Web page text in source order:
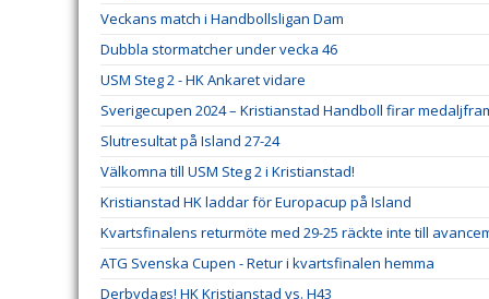
Veckans match i Handbollsligan Dam
Dubbla stormatcher under vecka 46
USM Steg 2 - HK Ankaret vidare
Sverigecupen 2024 – Kristianstad Handboll firar
Slutresultat på Island 27-24
Välkomna till USM Steg 2 i Kristianstad!
Kristianstad HK laddar för Europacup på Island
Kvartsfinalens returmöte med 29-25 räckte inte till
ATG Svenska Cupen - Retur i kvartsfinalen hemma
Derbydags! HK Kristianstad vs. H43